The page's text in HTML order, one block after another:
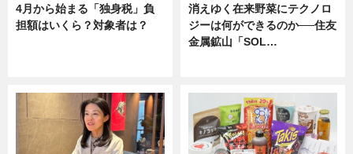
4月から始まる「独身税」負
担額はいくら？対象者は？
消えゆく在来野菜にテクノロ
ジーは何ができるのか──住友
金属鉱山「SOL…